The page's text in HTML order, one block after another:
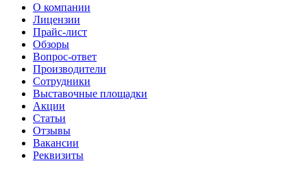
О компании
Лицензии
Прайс-лист
Обзоры
Вопрос-ответ
Производители
Сотрудники
Выставочные площадки
Акции
Статьи
Отзывы
Вакансии
Реквизиты